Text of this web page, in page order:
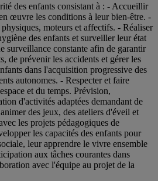
des enfants consistant à : - Accueillir
œuvre les conditions à leur bien-être. -
moteurs et affectifs. - Réaliser
des enfants et surveiller leur état
surveillance constante afin de garantir
de prévenir les accidents et gérer les
dans l'acquisition progressive des
autonomes. - Respecter et faire
et du temps. Prévision,
d'activités adaptées demandant de
des jeux, des ateliers d'éveil et
les projets pédagogiques de
les capacités des enfants pour
leur apprendre le vivre ensemble
aux tâches courantes dans
avec l'équipe au projet de la